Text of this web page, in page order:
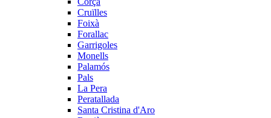
Cruïlles
Foixà
Forallac
Garrigoles
Monells
Palamós
Pals
La Pera
Peratallada
Santa Cristina d'Aro